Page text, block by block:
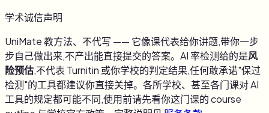
学术诚信声明
UniMate 教方法、不代写 —— 它像课代表给你讲题,带你一步
步自己做出来,不产出能直接提交的答案。AI 率检测给的是风
险预估,不代表 Turnitin 或你学校的判定结果,任何敢承诺"保过
检测"的工具都建议你直接关掉。各所学校、甚至各门课对 AI
工具的规定都可能不同,使用前请先看你这门课的 course